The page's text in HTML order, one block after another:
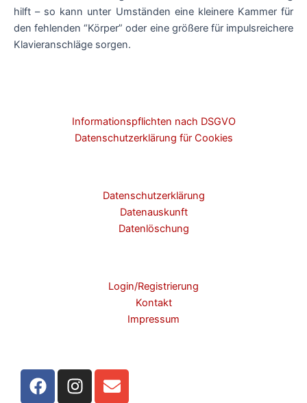
hilft – so kann unter Umständen eine kleinere Kammer für
den fehlenden “Körper” oder eine größere für impulsreichere
Klavieranschläge sorgen.
Informationspflichten nach DSGVO
Datenschutzerklärung für Cookies
Datenschutzerklärung
Datenauskunft
Datenlöschung
Login/Registrierung
Kontakt
Impressum
F
a
I
n
E
n